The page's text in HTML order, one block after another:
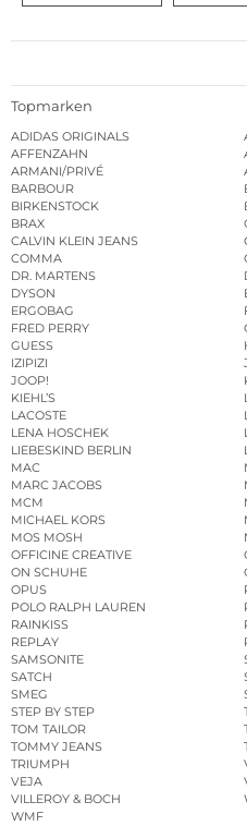
Topmarken
ADIDAS ORIGINALS
AFFENZAHN
ARMANI/PRIVÉ
BARBOUR
BIRKENSTOCK
BRAX
CALVIN KLEIN JEANS
COMMA
DR. MARTENS
DYSON
ERGOBAG
FRED PERRY
GUESS
IZIPIZI
JOOP!
KIEHL’S
LACOSTE
LENA HOSCHEK
LIEBESKIND BERLIN
MAC
MARC JACOBS
MCM
MICHAEL KORS
MOS MOSH
OFFICINE CREATIVE
ON SCHUHE
OPUS
POLO RALPH LAUREN
RAINKISS
REPLAY
SAMSONITE
SATCH
SMEG
STEP BY STEP
TOM TAILOR
TOMMY JEANS
TRIUMPH
VEJA
VILLEROY & BOCH
WMF